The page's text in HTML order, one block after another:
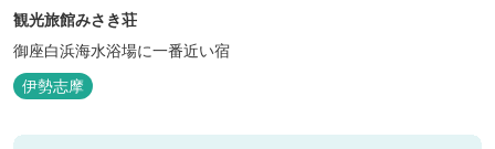
観光旅館みさき荘
御座白浜海水浴場に一番近い宿
伊勢志摩